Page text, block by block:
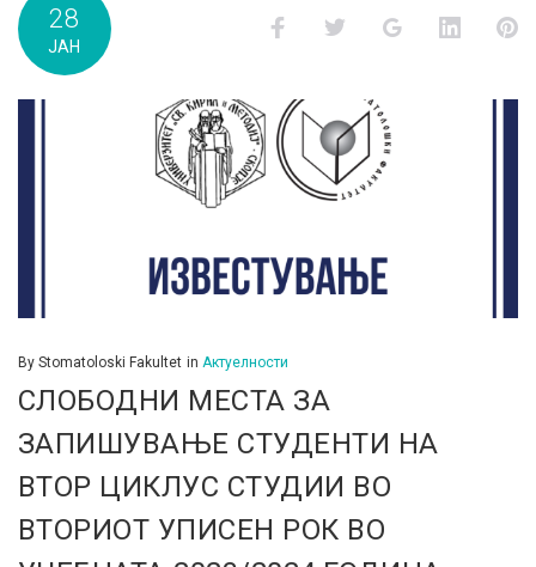
д.м.г
28
ЈАН
FacebookTwitter Google+
By Stomatoloski Fakultet in Актуелности
СЛОБОДНИ МЕСТА ЗА
ЗАПИШУВАЊЕ СТУДЕНТИ НА
ВТОР ЦИКЛУС СТУДИИ ВО
ВТОРИОТ УПИСЕН РОК ВО